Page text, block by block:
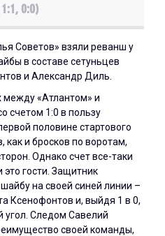
0:0)
Советов» взяли реванш у
в составе сетуньцев
и Александр Диль.
«Атлантом» и
счетом 1:0 в пользу
половине стартового
и бросков по воротам,
Однако счет все-таки
это гости. Защитник
на своей синей линии –
Ксенофонтов и, выйдя 1 в 0,
угол. Следом Савелий
своей команды,